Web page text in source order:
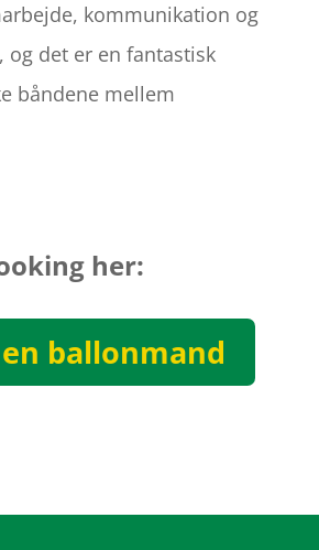
kommunikation og
det er en fantastisk
båndene mellem
her:
ballonmand